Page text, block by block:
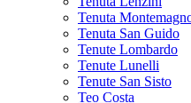
Tenuta
Tenuta San Guido
Tenute Lombardo
Tenute Lunelli
Tenute San Sisto
Teo Costa